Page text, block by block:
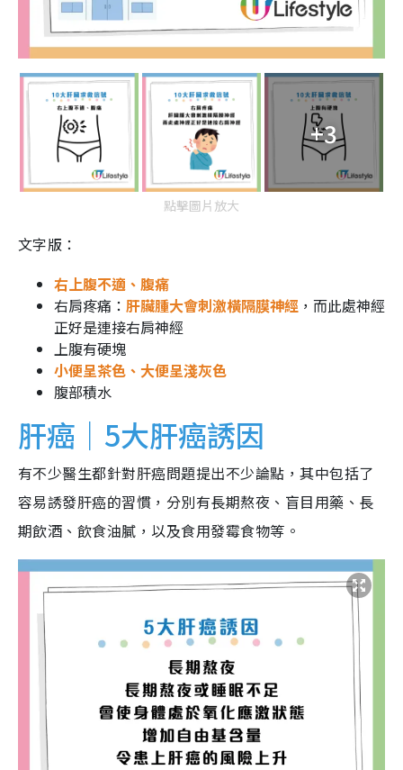
+3
點擊圖片放大
文字版：
右上腹不適、腹痛
右肩疼痛： 肝臟腫大會刺激橫隔膜神經 ，而此處神經
正好是連接右肩神經
上腹有硬塊
小便呈茶色、大便呈淺灰色
腹部積水
肝癌｜5大肝癌誘因
有不少醫生都針對肝癌問題提出不少論點，其中包括了
容易誘發肝癌的習慣，分別有長期熬夜、盲目用藥、長
期飲酒、飲食油膩，以及食用發霉食物等。